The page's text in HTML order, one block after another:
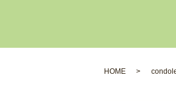
HOME